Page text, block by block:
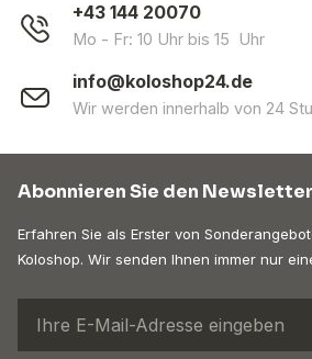
+43 144 20070
Mo - Fr: 10 Uhr bis 15 Uhr
info@koloshop24.de
Wir werden innerhalb von 24
Abonnieren Sie den
Erfahren Sie als Erster von
Koloshop. Wir senden Ihnen immer nur